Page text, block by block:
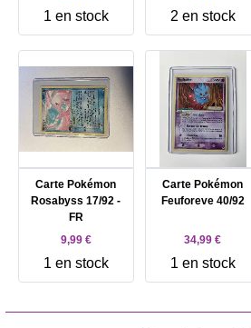
1 en stock 2 en stock
Carte Pokémon
Rosabyss 17/92 -
FR
9,99 €
1 en stock
Carte Pokémon
Feuforeve 40/92
34,99 €
1 en stock